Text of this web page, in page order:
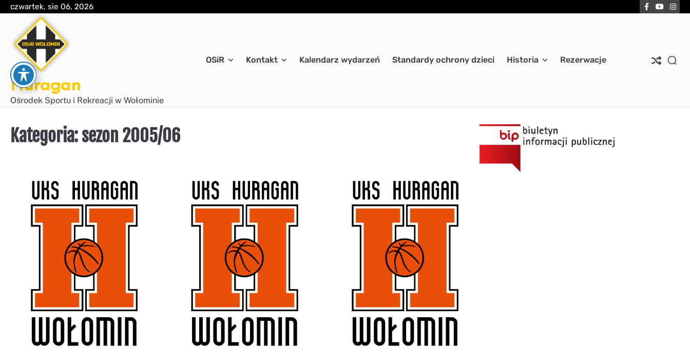
Skip
content
czwartek, sie 06, 2026 Facebook
Huragan
Ośrodek Sportu i Rekreacji w Wołominie
OSiR Kontakt Kalendarz wydarzeń Standardy ochrony dzieci Historia Rezerwacje
Kategoria:sezon 2005/06